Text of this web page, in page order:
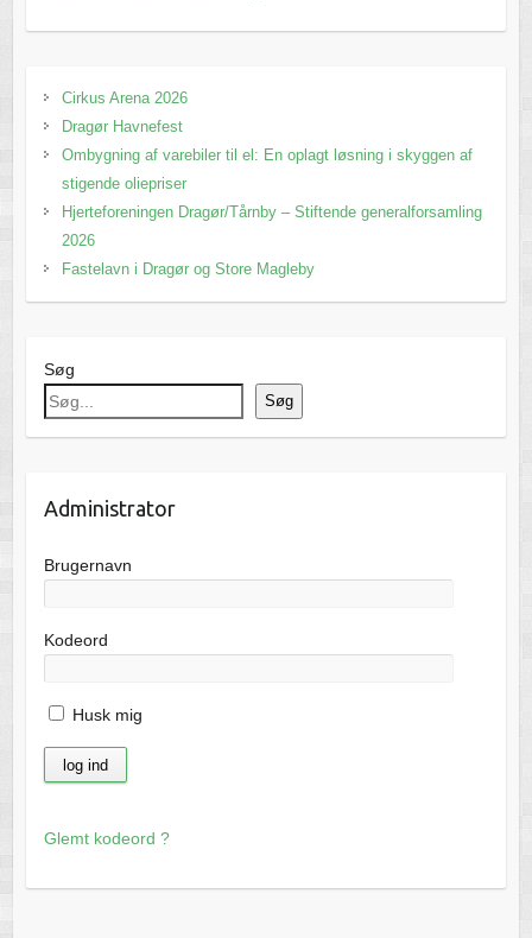
Cirkus Arena 2026
Dragør Havnefest
Ombygning af varebiler til el: En oplagt løsning i skyggen af
stigende oliepriser
Hjerteforeningen Dragør/Tårnby – Stiftende generalforsamling
2026
Fastelavn i Dragør og Store Magleby
Søg
Søg
Administrator
Brugernavn
Kodeord
Husk mig
Glemt kodeord ?